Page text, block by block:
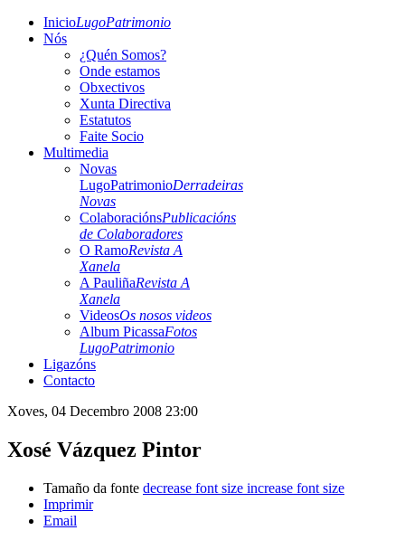
InicioLugoPatrimonio
Nós
¿Quén Somos?
Onde estamos
Obxectivos
Xunta Directiva
Estatutos
Faite Socio
Multimedia
Novas
LugoPatrimonioDerradeiras
Novas
ColaboraciónsPublicacións
de Colaboradores
O RamoRevista A
Xanela
A PauliñaRevista A
Xanela
VideosOs nosos videos
Album PicassaFotos
LugoPatrimonio
Ligazóns
Contacto
Xoves, 04 Decembro 2008 23:00
Xosé Vázquez Pintor
Tamaño da fonte decrease font size increase font size
Imprimir
Email